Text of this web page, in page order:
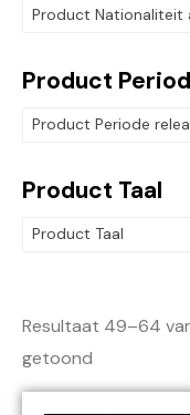
Product Nationaliteit
Product
Product Periode
Product Taal
Product Taal
Resultaat 49–64
getoond